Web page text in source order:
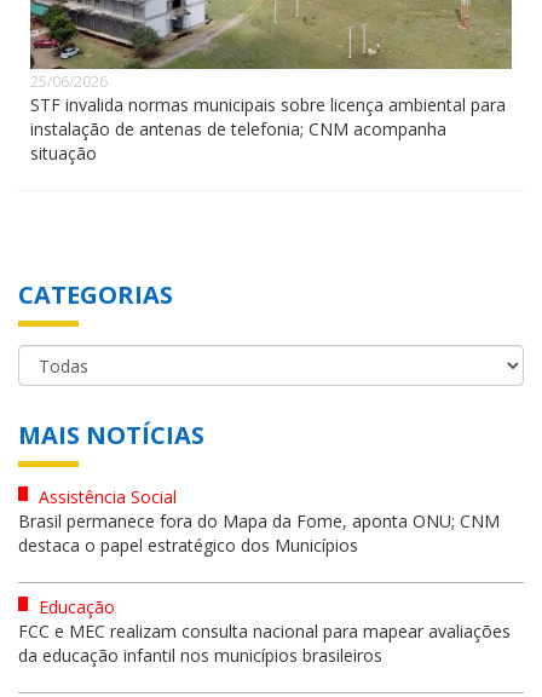
25/06/2026
STF invalida normas municipais sobre licença ambiental para
instalação de antenas de telefonia; CNM acompanha
situação
CATEGORIAS
MAIS NOTÍCIAS
Assistência Social
Brasil permanece fora do Mapa da Fome, aponta ONU; CNM
destaca o papel estratégico dos Municípios
Educação
FCC e MEC realizam consulta nacional para mapear avaliações
da educação infantil nos municípios brasileiros